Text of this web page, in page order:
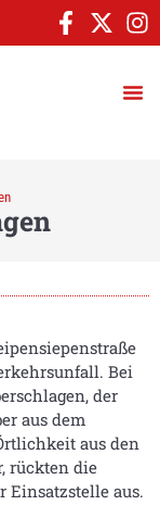
Bei
der
aus dem
aus den
rückten die
Einsatzstelle aus.